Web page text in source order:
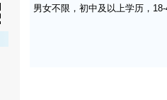
男女不限，初中及以上学历，